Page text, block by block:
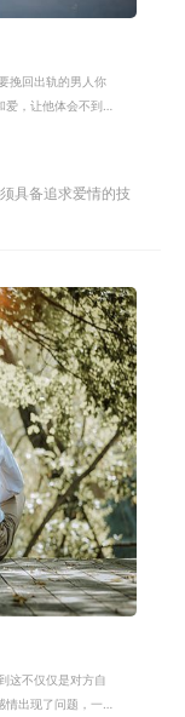
挽回出轨的男人你
，让他体会不到
具备追求爱情的技
这不仅仅是对方自
情出现了问题，一